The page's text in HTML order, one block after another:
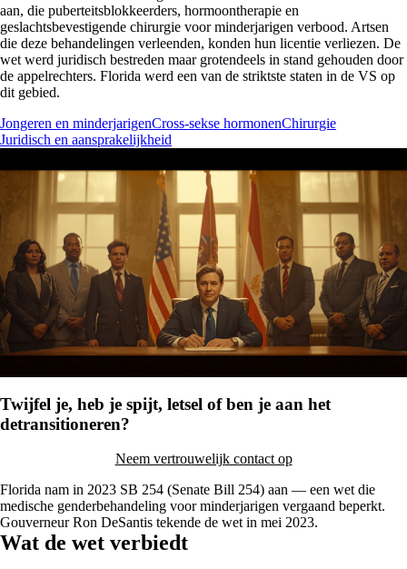
aan, die puberteitsblokkeerders, hormoontherapie en
geslachtsbevestigende chirurgie voor minderjarigen verbood. Artsen
die deze behandelingen verleenden, konden hun licentie verliezen. De
wet werd juridisch bestreden maar grotendeels in stand gehouden door
de appelrechters. Florida werd een van de striktste staten in de VS op
dit gebied.
Jongeren en minderjarigenCross-sekse hormonenChirurgie
Juridisch en aansprakelijkheid
Twijfel je, heb je spijt, letsel of ben je aan het
detransitioneren?
Neem vertrouwelijk contact op
Florida nam in 2023 SB 254 (Senate Bill 254) aan — een wet die
medische genderbehandeling voor minderjarigen vergaand beperkt.
Gouverneur Ron DeSantis tekende de wet in mei 2023.
Wat de wet verbiedt